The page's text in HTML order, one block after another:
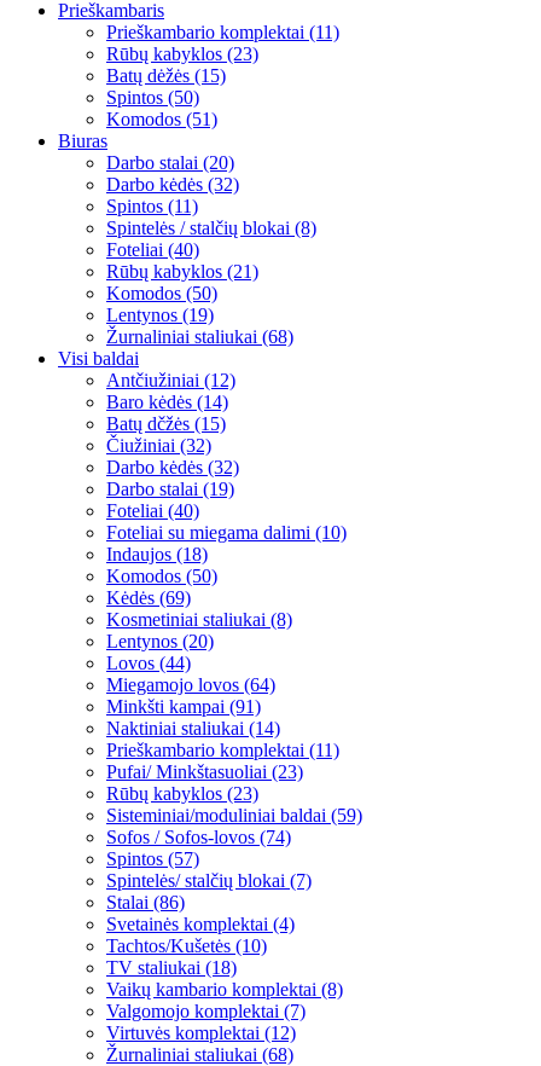
Prieškambaris
Prieškambario komplektai (11)
Rūbų kabyklos (23)
Batų dėžės (15)
Spintos (50)
Komodos (51)
Biuras
Darbo stalai (20)
Darbo kėdės (32)
Spintos (11)
Spintelės / stalčių blokai (8)
Foteliai (40)
Rūbų kabyklos (21)
Komodos (50)
Lentynos (19)
Žurnaliniai staliukai (68)
Visi baldai
Antčiužiniai (12)
Baro kėdės (14)
Batų dčžės (15)
Čiužiniai (32)
Darbo kėdės (32)
Darbo stalai (19)
Foteliai (40)
Foteliai su miegama dalimi (10)
Indaujos (18)
Komodos (50)
Kėdės (69)
Kosmetiniai staliukai (8)
Lentynos (20)
Lovos (44)
Miegamojo lovos (64)
Minkšti kampai (91)
Naktiniai staliukai (14)
Prieškambario komplektai (11)
Pufai/ Minkštasuoliai (23)
Rūbų kabyklos (23)
Sisteminiai/moduliniai baldai (59)
Sofos / Sofos-lovos (74)
Spintos (57)
Spintelės/ stalčių blokai (7)
Stalai (86)
Svetainės komplektai (4)
Tachtos/Kušetės (10)
TV staliukai (18)
Vaikų kambario komplektai (8)
Valgomojo komplektai (7)
Virtuvės komplektai (12)
Žurnaliniai staliukai (68)